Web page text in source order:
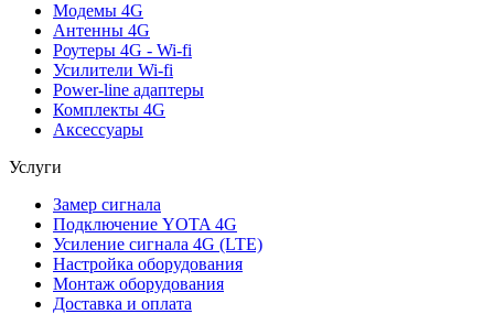
Модемы 4G
Антенны 4G
Роутеры 4G - Wi-fi
Усилители Wi-fi
Power-line адаптеры
Комплекты 4G
Аксессуары
Услуги
Замер сигнала
Подключение YOTA 4G
Усиление сигнала 4G (LTE)
Настройка оборудования
Монтаж оборудования
Доставка и оплата